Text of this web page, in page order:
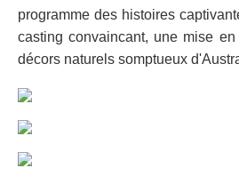
programme des histoires
casting convaincant, une mise
décors naturels somptueux